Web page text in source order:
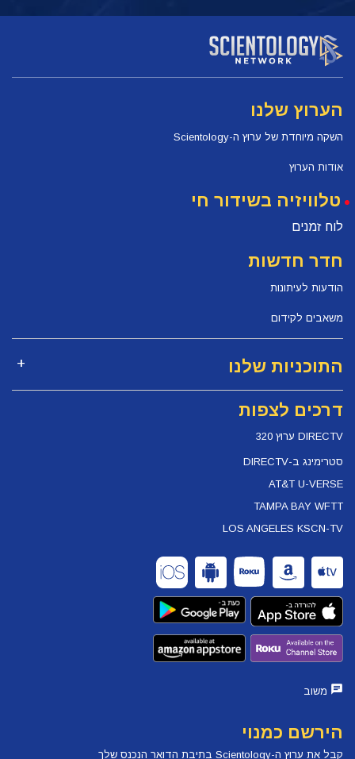
הערוץ שלנו
השקה מיוחדת של ערוץ ה-Scientology
אודות הערוץ
טלוויזיה בשידור חי
לוח זמנים
חדר חדשות
הודעות לעיתונות
משאבים לקידום
התוכניות שלנו
דרכים לצפות
DIRECTV ערוץ 320
סטרימינג ב-DIRECTV
AT&T U-VERSE
TAMPA BAY WFTT
LOS ANGELES KSCN-TV
משוב
הירשם כמנוי
קבל את ערוץ ה-Scientology בתיבת הדואר הנכנס שלך